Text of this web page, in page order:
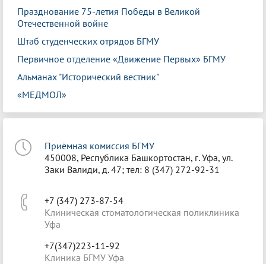
Празднование 75-летия Победы в Великой
Отечественной войне
Штаб студенческих отрядов БГМУ
Первичное отделение «Движение Первых» БГМУ
Альманах "Исторический вестник"
«МЕДМОЛ»
Приёмная комиссия БГМУ
450008, Республика Башкортостан, г. Уфа, ул.
Заки Валиди, д. 47; тел: 8 (347) 272-92-31
+7 (347) 273-87-54
Клиническая стоматологическая поликлиника
Уфа
+7(347)223-11-92
Клиника БГМУ Уфа